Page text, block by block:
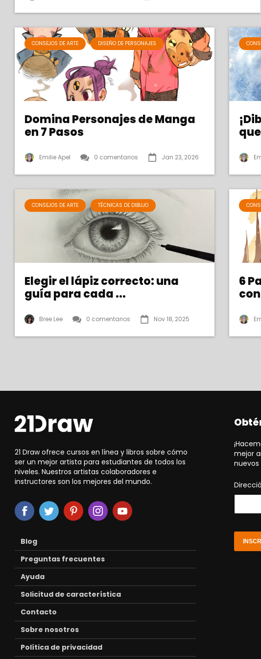
CONSEJOS DE ARTE DISEÑO DE PERSONAJES
Domina Personajes de Manga
en 7 Pasos
Emilie Apel 0 comentarios Jan 23, 2026
CONSEJOS DE ARTE TÉCNICAS DE DIBUJO
Elegir el lápiz correcto: una
guía para cada ...
Bree Lee 0 comentarios Nov 18, 2025
6
21 Draw ofrece cursos en línea y libros sobre cómo
ser un mejor artista para estudiantes de todos los
niveles. Nuestros artistas colaboradores e
instructores son los mejores del mundo.
Blog
Preguntas frecuentes
Ayuda
Solicitud de característica
Contacto
Sobre nosotros
Política de privacidad
mejor